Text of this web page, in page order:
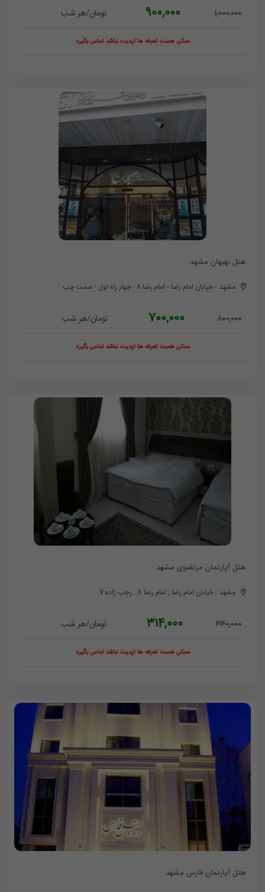
1,000,000
900,000 تومان/هر شب
ممکن هست تعرفه ها آپدیت نباشد تماس بگیرد
هتل بهبهان مشهد
مشهد - خیابان امام رضا - امام رضا ۸ - چهار راه اول - سمت چپ
800,000
700,000 تومان/هر شب
ممکن هست تعرفه ها آپدیت نباشد تماس بگیرد
هتل آپارتمان مرتضوی مشهد
مشهد , خیابان امام رضا , امام رضا 8 , رجب زاده 7
340,000
314,000 تومان/هر شب
ممکن هست تعرفه ها آپدیت نباشد تماس بگیرد
هتل آپارتمان فارس مشهد